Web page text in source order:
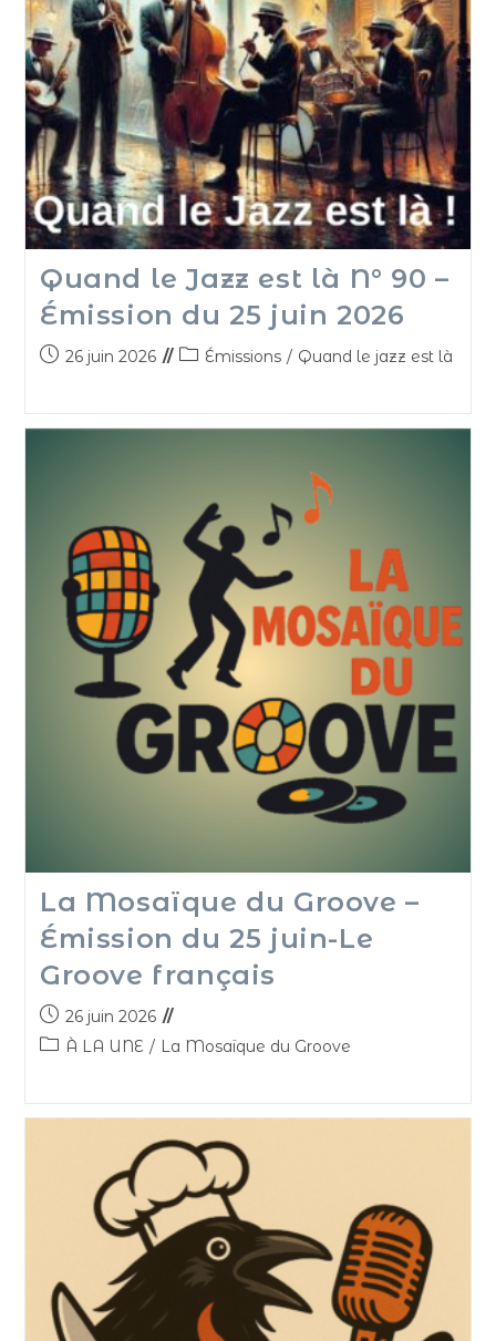
Quand le Jazz est là N° 90 –
Émission du 25 juin 2026
26 juin 2026 Émissions / Quand le jazz est là
La Mosaïque du Groove –
Émission du 25 juin-Le
Groove français
26 juin 2026
À LA UNE / La Mosaïque du Groove